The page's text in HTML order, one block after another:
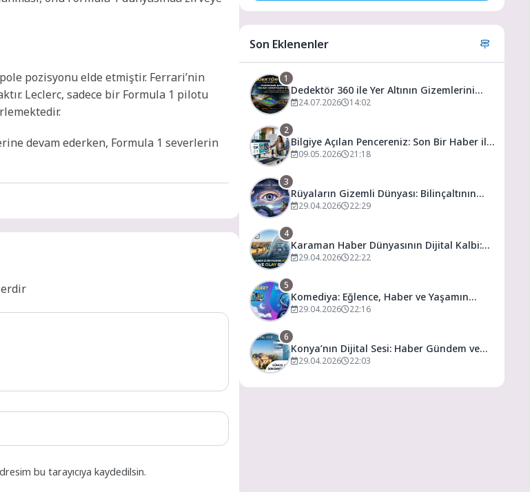
pozisyonu elde etmiştir. Ferrari’nin
Leclerc, sadece bir Formula 1 pilotu
devam ederken, Formula 1 severlerin
bu tarayıcıya kaydedilsin.
Son Eklenenler
1
Dedektör 360 ile Yer Altının Gizemlerini
Keşfedin
24.07.2026 14:02
2
Bilgiye Açılan Pencereniz: Son Bir Haber ile
Tanıyın ve Keşfedin
09.05.2026 21:18
3
Rüyaların Gizemli Dünyası: Bilinçaltının
Kapısını Aralamak
29.04.2026 22:29
4
Karaman Haber Dünyasının Dijital Kalbi:
Gündem ve Olay
29.04.2026 22:22
5
Komediya: Eğlence, Haber ve Yaşamın
Dijital Buluşma Noktası
29.04.2026 22:16
6
Konya’nın Dijital Sesi: Haber Gündem ve
Yaşamın Merkezi
29.04.2026 22:03